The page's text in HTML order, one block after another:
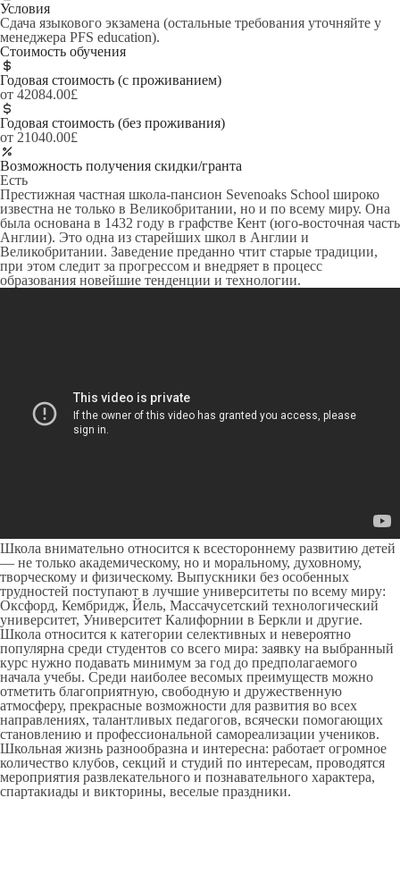
Условия
Сдача языкового экзамена (остальные требования уточняйте у
менеджера PFS education).
Стоимость обучения
Годовая стоимость (с проживанием)
от 42084.00£
Годовая стоимость (без проживания)
от 21040.00£
Возможность получения скидки/гранта
Есть
Престижная частная школа-пансион Sevenoaks School широко
известна не только в Великобритании, но и по всему миру. Она
была основана в 1432 году в графстве Кент (юго-восточная часть
Англии). Это одна из старейших школ в Англии и
Великобритании. Заведение преданно чтит старые традиции,
при этом следит за прогрессом и внедряет в процесс
образования новейшие тенденции и технологии.
Школа внимательно относится к всестороннему развитию детей
— не только академическому, но и моральному, духовному,
творческому и физическому. Выпускники без особенных
трудностей поступают в лучшие университеты по всему миру:
Оксфорд, Кембридж, Йель, Массачусетский технологический
университет, Университет Калифорнии в Беркли и другие.
Школа относится к категории селективных и невероятно
популярна среди студентов со всего мира: заявку на выбранный
курс нужно подавать минимум за год до предполагаемого
начала учебы. Среди наиболее весомых преимуществ можно
отметить благоприятную, свободную и дружественную
атмосферу, прекрасные возможности для развития во всех
направлениях, талантливых педагогов, всячески помогающих
становлению и профессиональной самореализации учеников.
Школьная жизнь разнообразна и интересна: работает огромное
количество клубов, секций и студий по интересам, проводятся
мероприятия развлекательного и познавательного характера,
спартакиады и викторины, веселые праздники.